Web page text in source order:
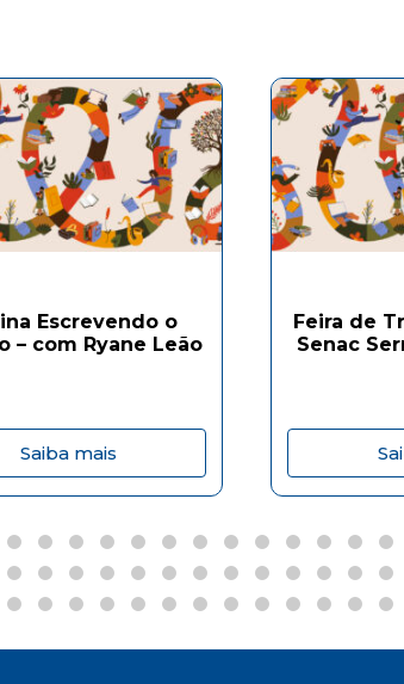
Escrevendo o
– com Ryane Leão
Saiba mais
Feira de
Senac